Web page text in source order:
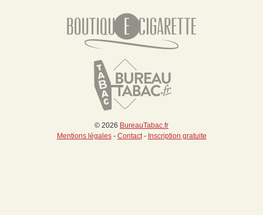
© 2026 BureauTabac.fr
Mentions légales- Contact- Inscription gratuite